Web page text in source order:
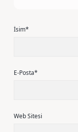
İsim*
E-Posta*
Web Sitesi